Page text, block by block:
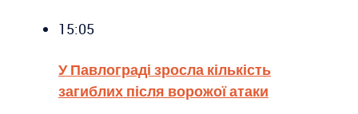
15:05
У Павлограді зросла кількість
загиблих після ворожої атаки